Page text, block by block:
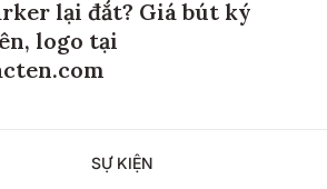
lại đắt? Giá bút ký
logo tại
SỰ KIỆN